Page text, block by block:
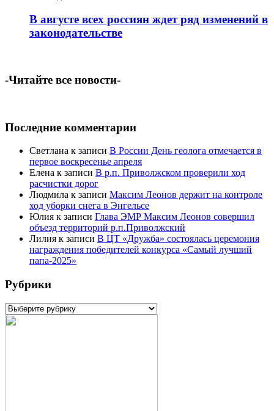
В августе всех россиян ждет ряд изменений в
законодательстве
-Читайте все новости-
Последние комментарии
Светлана к записи В России День геолога отмечается в
первое воскресенье апреля
Елена к записи В р.п. Приволжском проверили ход
расчистки дорог
Людмила к записи Максим Леонов держит на контроле
ход уборки снега в Энгельсе
Юлия к записи Глава ЭМР Максим Леонов совершил
объезд территорий р.п.Приволжский
Лилия к записи В ЦТ «Дружба» состоялась церемония
награждения победителей конкурса «Самый лучший
папа-2025»
Рубрики
Рубрики